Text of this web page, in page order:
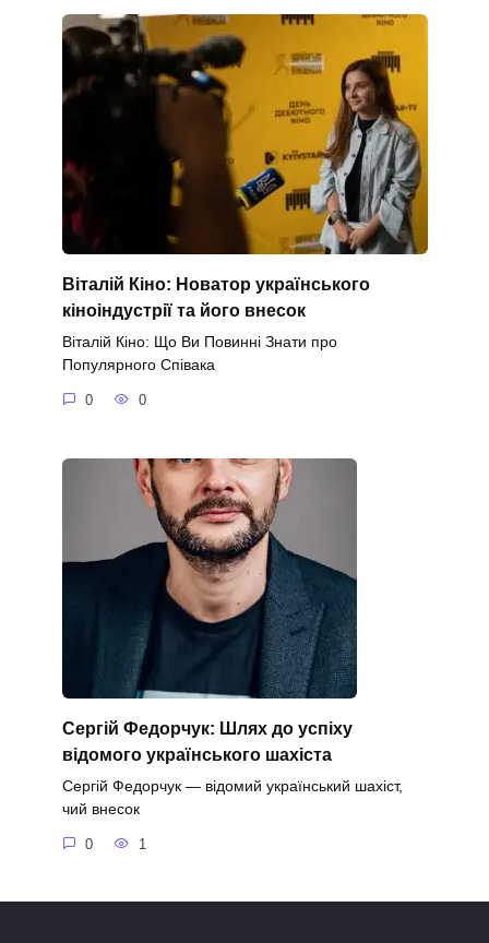
Віталій Кіно: Новатор українського
кіноіндустрії та його внесок
Віталій Кіно: Що Ви Повинні Знати про
Популярного Співака
0 0
Сергій Федорчук: Шлях до успіху
відомого українського шахіста
Сергій Федорчук — відомий український шахіст,
чий внесок
0 1